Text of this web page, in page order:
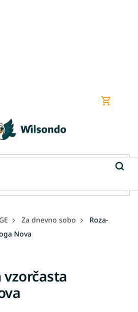
Za dnevno sobo
Roza-
Nova
vzorčasta